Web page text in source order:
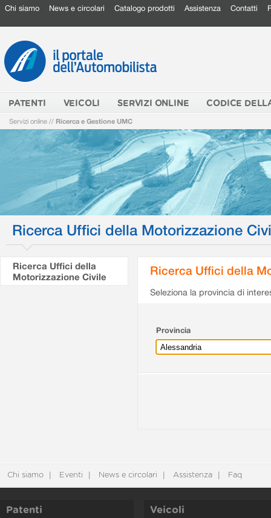
Chi siamo News e circolari Catalogo prodotti Assistenza Contatti
PATENTI VEICOLI SERVIZI ONLINE CODICE
Servizi online // Ricerca e Gestione UMC
Ricerca Uffici della Motorizzazione
Ricerca Uffici della
Motorizzazione Civile
Ricerca Uffici della
Seleziona la provincia di
Provincia
Chi siamo Eventi News e circolari Assistenza Faq
Patenti Veicoli